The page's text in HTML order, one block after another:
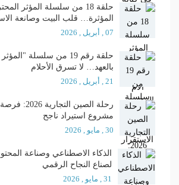
حلقة 18 من سلسلة المؤثر
المؤثرة… قلب البيت وصانعة
07 , أبريل , 2026
حلقة رقم 19 من سلسلة
بالعهد… لا تسرق الأحلام
21 , أبريل , 2026
رحلة الصين
مشروع استيراد ناجح
30 , مايو , 2026
الذكاء الاصطناعي وصناعة
لصناع النجاح الرقمي
31 , مايو , 2026